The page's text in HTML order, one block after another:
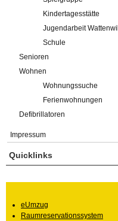
Kindertagesstätte
Jugendarbeit Wattenwil
Schule
Senioren
Wohnen
Wohnungssuche
Ferienwohnungen
Defibrillatoren
Impressum
Quicklinks
eUmzug
Raumreservationssystem